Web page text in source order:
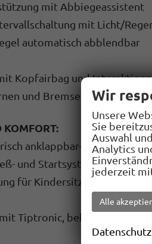
mit Abbiegeassistent
mit Licht/
automatisch abblendbar
Kopfairbag und
und Bremsen auf
anklappbar-/einstellbar,
und Startsystem ""Keyless
für Kindersitzsystem I-
Tiptronic, beheizbar
Wir
Unsere
Sie
Auswahl
Analytics
jederzeit
Alle